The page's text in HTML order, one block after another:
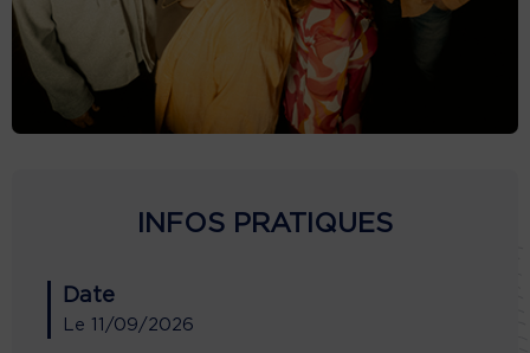
INFOS PRATIQUES
Date
Le 11/09/2026